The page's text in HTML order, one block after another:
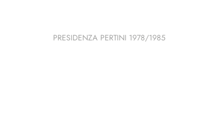
PRESIDENZA PERTINI 1978/1985